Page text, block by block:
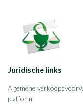
Juridische links
Algemene
platform